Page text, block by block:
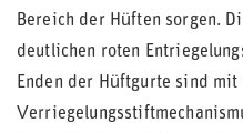
Bereich der Hüften sorgen.
deutlichen roten
Enden der Hüftgurte sind